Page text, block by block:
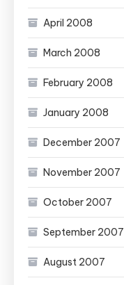
April 2008
March 2008
February 2008
January 2008
December 2007
November 2007
October 2007
September 2007
August 2007